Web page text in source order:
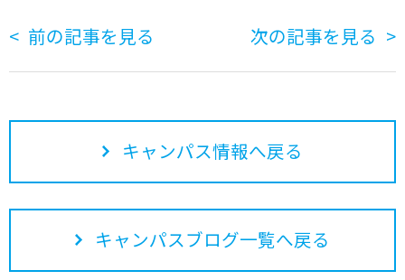
前の記事を見る 次の記事を見る
キャンパス情報へ戻る
キャンパスブログ一覧へ戻る